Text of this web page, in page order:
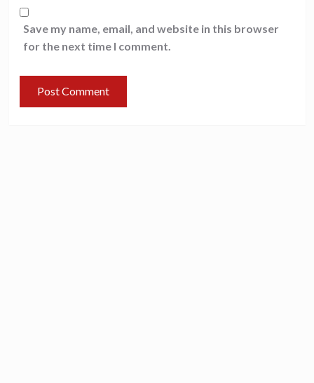
Save my name, email, and website in this browser
for the next time I comment.